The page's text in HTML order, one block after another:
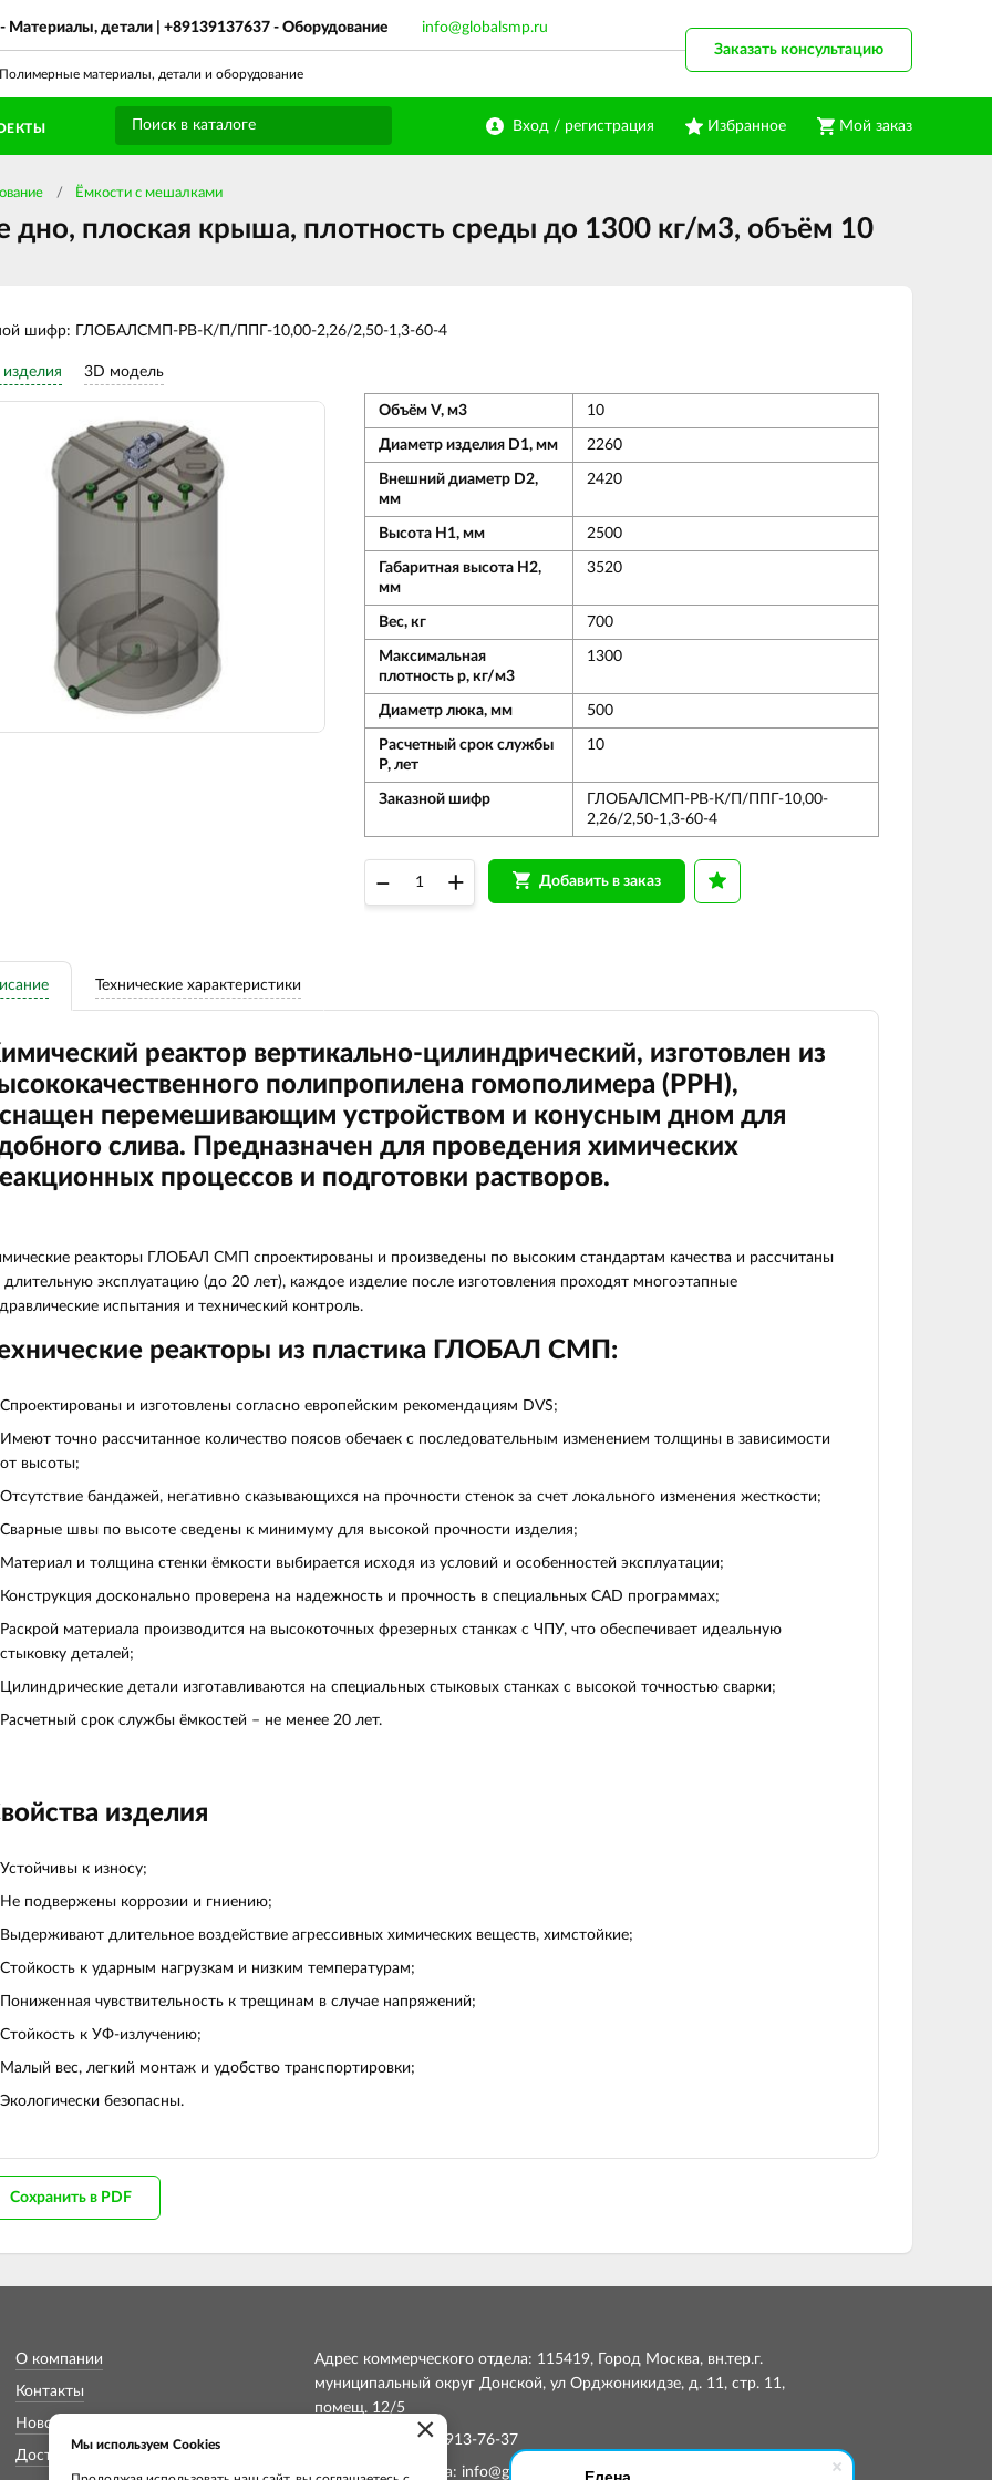
Елена
материалы, детали и оборудование
Материалы, детали | +89139137637 - Оборудование info@globalsmp.ru
Вход / регистрация Избранное Мой заказ
Заказать консультацию
Ёмкости с мешалками
дно, плоская крыша, плотность среды до 1300 кг/м3, объём 10
шифр: ГЛОБАЛСМП-РВ-К/П/ППГ-10,00-2,26/2,50-1,3-60-4
3D модель
Объём V, м3 10
Диаметр изделия D1, мм 2260
Внешний диаметр D2,
мм
2420
Высота Н1, мм 2500
Габаритная высота Н2,
мм
3520
Вес, кг 700
Максимальная
плотность р, кг/м3
1300
Диаметр люка, мм 500
Расчетный срок службы
Р, лет
10
Заказной шифр
ГЛОБАЛСМП-РВ-К/П/ППГ-10,00-
2,26/2,50-1,3-60-4
– + Добавить в заказ
Технические характеристики
реактор вертикально-цилиндрический, изготовлен из
полипропилена гомополимера ( PPH ),
перемешивающим устройством и конусным дном для
слива. Предназначен для проведения химических
процессов и подготовки растворов.
реакторы ГЛОБАЛ СМП спроектированы и произведены по высоким стандартам качества и рассчитаны
длительную эксплуатацию (до 20 лет), каждое изделие после изготовления проходят многоэтапные
испытания и технический контроль.
реакторы из пластика ГЛОБАЛ СМП:
Спроектированы и изготовлены согласно европейским рекомендациям DVS;
Имеют точно рассчитанное количество поясов обечаек с последовательным изменением толщины в зависимости
от высоты;
Отсутствие бандажей, негативно сказывающихся на прочности стенок за счет локального изменения жесткости;
Сварные швы по высоте сведены к минимуму для высокой прочности изделия;
Материал и толщина стенки ёмкости выбирается исходя из условий и особенностей эксплуатации;
Конструкция досконально проверена на надежность и прочность в специальных CAD программах;
Раскрой материала производится на высокоточных фрезерных станках с ЧПУ, что обеспечивает идеальную
стыковку деталей;
Цилиндрические детали изготавливаются на специальных стыковых станках с высокой точностью сварки;
Расчетный срок службы ёмкостей – не менее 20 лет.
изделия
Устойчивы к износу;
Не подвержены коррозии и гниению;
Выдерживают длительное воздействие агрессивных химических веществ, химстойкие;
Стойкость к ударным нагрузкам и низким температурам;
Пониженная чувствительность к трещинам в случае напряжений;
Стойкость к УФ-излучению;
Малый вес, легкий монтаж и удобство транспортировки;
Экологически безопасны.
Сохранить в PDF
О компании
Контакты
Новости
Доставка и оплата
Адрес коммерческого отдела: 115419, Город Москва, вн.тер.г.
муниципальный округ Донской, ул Орджоникидзе, д. 11, стр. 11,
помещ. 12/5
Телефон: +7 (913) 913-76-37
Электронная почта: info@globalsmp.ru
×
Мы используем Cookies